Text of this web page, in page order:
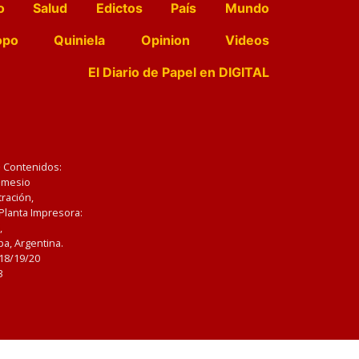
Salud Edictos País
Mundo
Quiniela Opinion
Videos
El Diario de Papel en DIGITAL
Impresora:
Argentina.
19/20